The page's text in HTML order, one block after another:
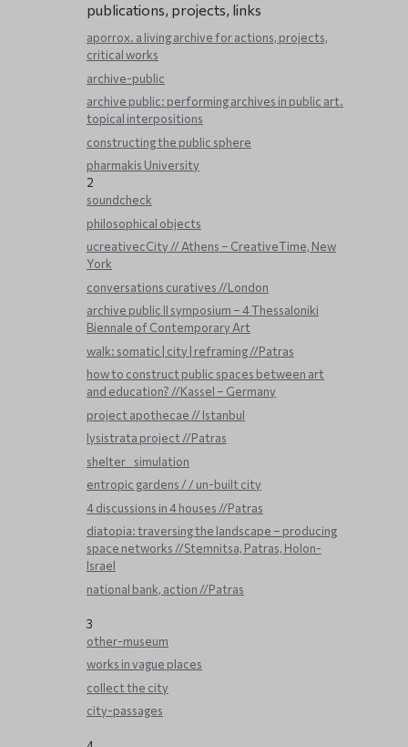
publications, projects, links
aporrox. a living archive for actions, projects,
critical works
archive-public
archive public: performing archives in public art.
topical interpositions
constructing the public sphere
pharmakis University
2
soundcheck
philosophical objects
ucreativecCity // Athens – CreativeTime, New
York
conversations curatives //London
archive public ΙΙ symposium – 4 Thessaloniki
Biennale of Contemporary Art
walk: somatic | city | reframing //Patras
how to construct public spaces between art
and education? //Kassel – Germany
project apothecae // Istanbul
lysistrata project //Patras
shelter _ simulation
entropic gardens / / un-built city
4 discussions in 4 houses //Patras
diatopia: traversing the landscape – producing
space networks //Stemnitsa, Patras, Holon-
Israel
national bank, action //Patras
3
other-museum
works in vague places
collect the city
city-passages